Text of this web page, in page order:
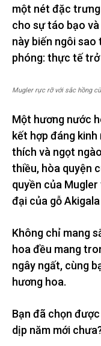
một nét đặc
cho sự táo bạo
này biến ngôi
phóng: thực tế
Mugler rực rỡ với sắc hồng
Một hương nước
kết hợp đáng
thích và ngọt
thiều, hòa quyện
quyền của
đại của gỗ
Không chỉ mang
hoa đều mang
ngây ngất, cùng
hương hoa.
Bạn đã chọn
dịp năm mới